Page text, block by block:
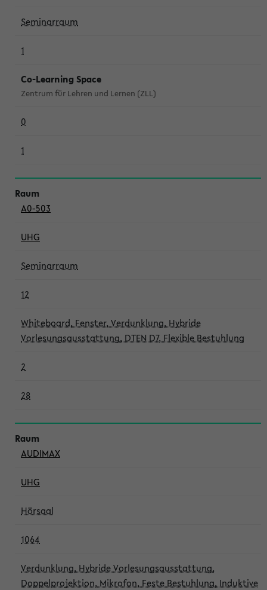
Seminarraum
1
Co-Learning Space
Zentrum für Lehren und Lernen (ZLL)
0
1
A0-503
UHG
Seminarraum
12
Whiteboard, Fenster, Verdunklung, Hybride
Vorlesungsausstattung, DTEN D7, Flexible Bestuhlung
2
28
AUDIMAX
UHG
Hörsaal
1064
Verdunklung, Hybride Vorlesungsausstattung,
Doppelprojektion, Mikrofon, Feste Bestuhlung, Induktive